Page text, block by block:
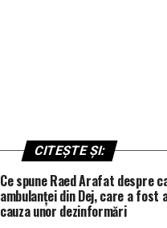
CITEȘTE ȘI:
Ce spune Raed Arafat despre
ambulanței din Dej, care a fost
cauza unor dezinformări